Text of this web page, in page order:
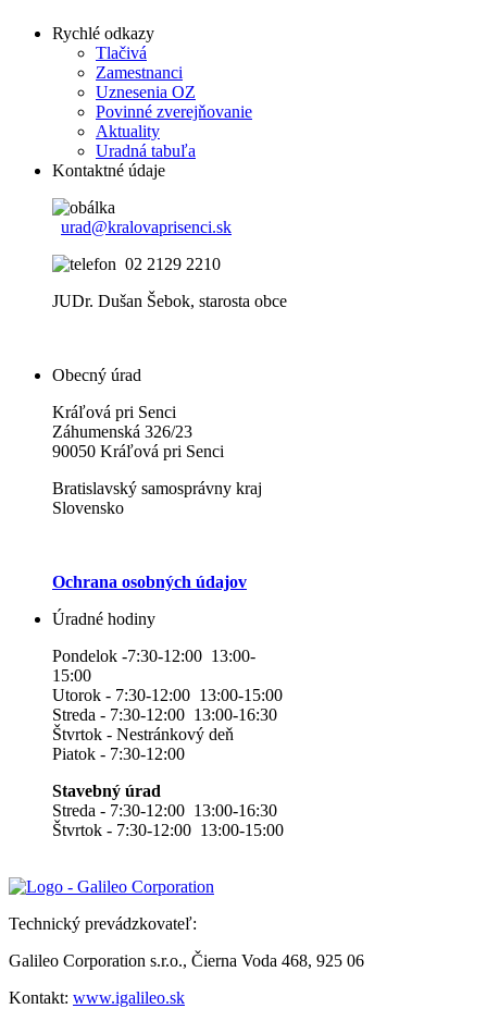
Rychlé odkazy
Tlačivá
Zamestnanci
Uznesenia OZ
Povinné zverejňovanie
Aktuality
Uradná tabuľa
Kontaktné údaje
urad@kralovaprisenci.sk
02 2129 2210
JUDr. Dušan Šebok, starosta obce
Obecný úrad
Kráľová pri Senci
Záhumenská 326/23
90050 Kráľová pri Senci
Bratislavský samosprávny kraj
Slovensko
Ochrana osobných údajov
Úradné hodiny
Pondelok -7:30-12:00 13:00-
15:00
Utorok - 7:30-12:00 13:00-15:00
Streda - 7:30-12:00 13:00-16:30
Štvrtok - Nestránkový deň
Piatok - 7:30-12:00
Stavebný úrad
Streda - 7:30-12:00 13:00-16:30
Štvrtok - 7:30-12:00 13:00-15:00
Technický prevádzkovateľ:
Galileo Corporation s.r.o., Čierna Voda 468, 925 06
Kontakt: www.igalileo.sk